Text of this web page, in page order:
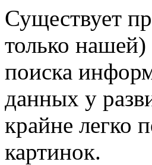
Существует
только
поиска
данных у
крайне легко
картинок.